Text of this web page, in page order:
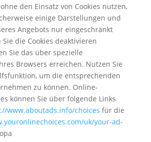
den Einsatz von Cookies nutzen,
einige Darstellungen und
Angebots nur eingeschränkt
die Cookies deaktivieren
Sie das über spezielle
Browsers erreichen. Nutzen Sie
um die entsprechenden
zu können. Online-
können Sie über folgende Links
www.aboutads.info/choices für die
uk/your-ad-